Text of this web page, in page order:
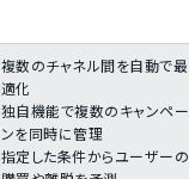
複数のチャネル間を自動で最
適化
独自機能で複数のキャンペー
ンを同時に管理
指定した条件からユーザーの